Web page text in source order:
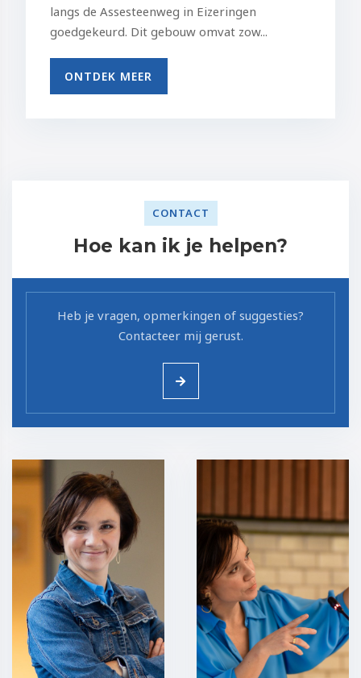
langs de Assesteenweg in Eizeringen
goedgekeurd. Dit gebouw omvat zow...
ONTDEK MEER
CONTACT
Hoe kan ik je helpen?
Heb je vragen, opmerkingen of suggesties?
Contacteer mij gerust.